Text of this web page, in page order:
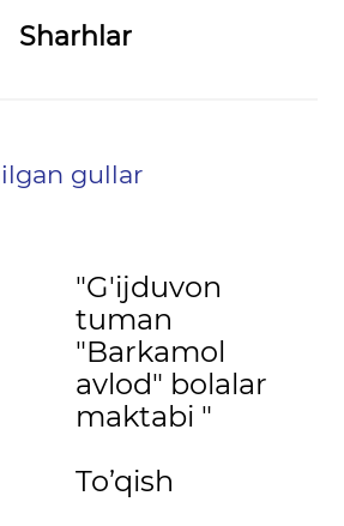
Sharhlar
gullar
"G'ijduvon
tuman
"Barkamol
avlod" bolalar
maktabi "
To’qish